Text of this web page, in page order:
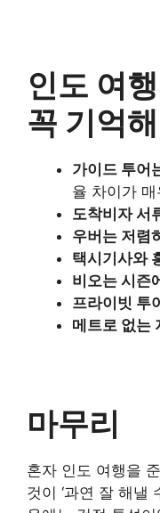
인도 여
꼭 기억
가이드 투어
율 차이가 매
도착비자 서
우버는 저렴
택시기사와
비오는 시즌
프라이빗 투
메트로 없는
마무리
혼자 인도 여행을
것이 ‘과연 잘 해낼